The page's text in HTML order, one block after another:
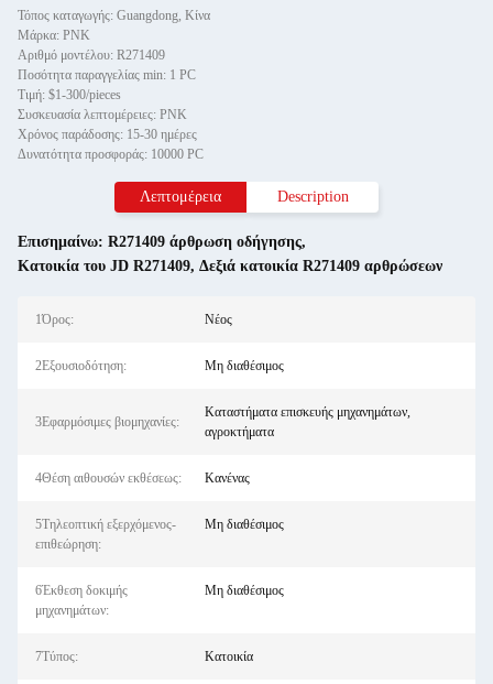
Τόπος καταγωγής: Guangdong, Κίνα
Μάρκα: PNK
Αριθμό μοντέλου: R271409
Ποσότητα παραγγελίας min: 1 PC
Τιμή: $1-300/pieces
Συσκευασία λεπτομέρειες: PNK
Χρόνος παράδοσης: 15-30 ημέρες
Δυνατότητα προσφοράς: 10000 PC
Λεπτομέρεια Description
Επισημαίνω: R271409 άρθρωση οδήγησης,
Κατοικία του JD R271409, Δεξιά κατοικία R271409 αρθρώσεων
1Όρος: Νέος
2Εξουσιοδότηση: Μη διαθέσιμος
3Εφαρμόσιμες βιομηχανίες:
Καταστήματα επισκευής μηχανημάτων,
αγροκτήματα
4Θέση αιθουσών εκθέσεως: Κανένας
5Τηλεοπτική εξερχόμενος-
επιθεώρηση:
Μη διαθέσιμος
6Έκθεση δοκιμής
μηχανημάτων:
Μη διαθέσιμος
7Τύπος: Κατοικία